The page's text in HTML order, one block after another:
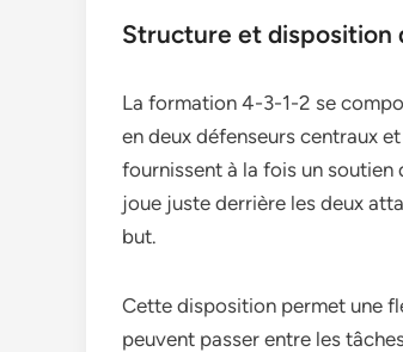
Structure et disposition
La formation 4-3-1-2 se
en deux défenseurs centraux
fournissent à la fois un
joue juste derrière les deux
but.
Cette disposition permet une
peuvent passer entre les